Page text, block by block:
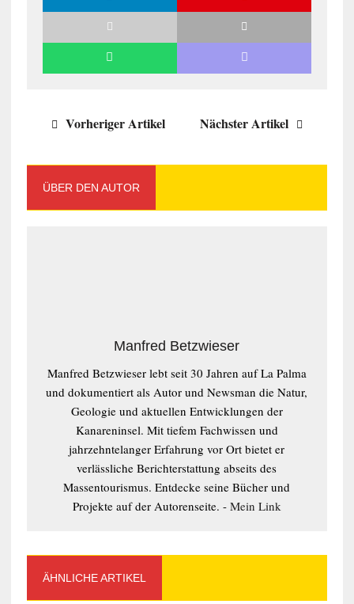
Vorheriger Artikel Nächster Artikel
ÜBER DEN AUTOR
Manfred Betzwieser
Manfred Betzwieser lebt seit 30 Jahren auf La Palma
und dokumentiert als Autor und Newsman die Natur,
Geologie und aktuellen Entwicklungen der
Kanareninsel. Mit tiefem Fachwissen und
jahrzehntelanger Erfahrung vor Ort bietet er
verlässliche Berichterstattung abseits des
Massentourismus. Entdecke seine Bücher und
Projekte auf der Autorenseite. - Mein Link
ÄHNLICHE ARTIKEL